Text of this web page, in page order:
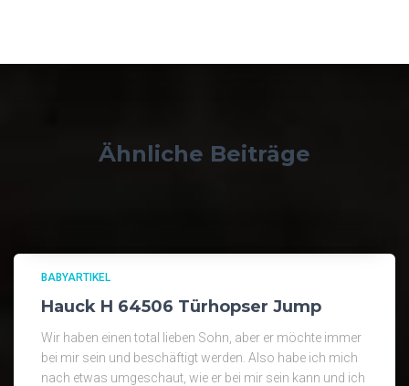
Ähnliche Beiträge
BABYARTIKEL
Hauck H 64506 Türhopser Jump
Wir haben einen total lieben Sohn, aber er möchte immer
bei mir sein und beschäftigt werden. Also habe ich mich
nach etwas umgeschaut, wie er bei mir sein kann und ich